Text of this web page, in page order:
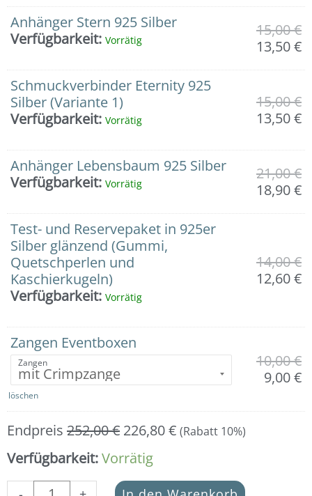
Anhänger Stern 925 Silber
Verfügbarkeit: Vorrätig
15,00€
13,50€
Schmuckverbinder Eternity 925
Silber (Variante 1)
Verfügbarkeit: Vorrätig
15,00€
13,50€
Anhänger Lebensbaum 925 Silber
Verfügbarkeit: Vorrätig
21,00€
18,90€
Test- und Reservepaket in 925er
Silber glänzend (Gummi,
Quetschperlen und
Kaschierkugeln)
Verfügbarkeit: Vorrätig
14,00€
12,60€
Zangen Eventboxen
Zangen
löschen
10,00€
9,00€
Endpreis 252,00€ 226,80€ (Rabatt 10%)
Verfügbarkeit:Vorrätig